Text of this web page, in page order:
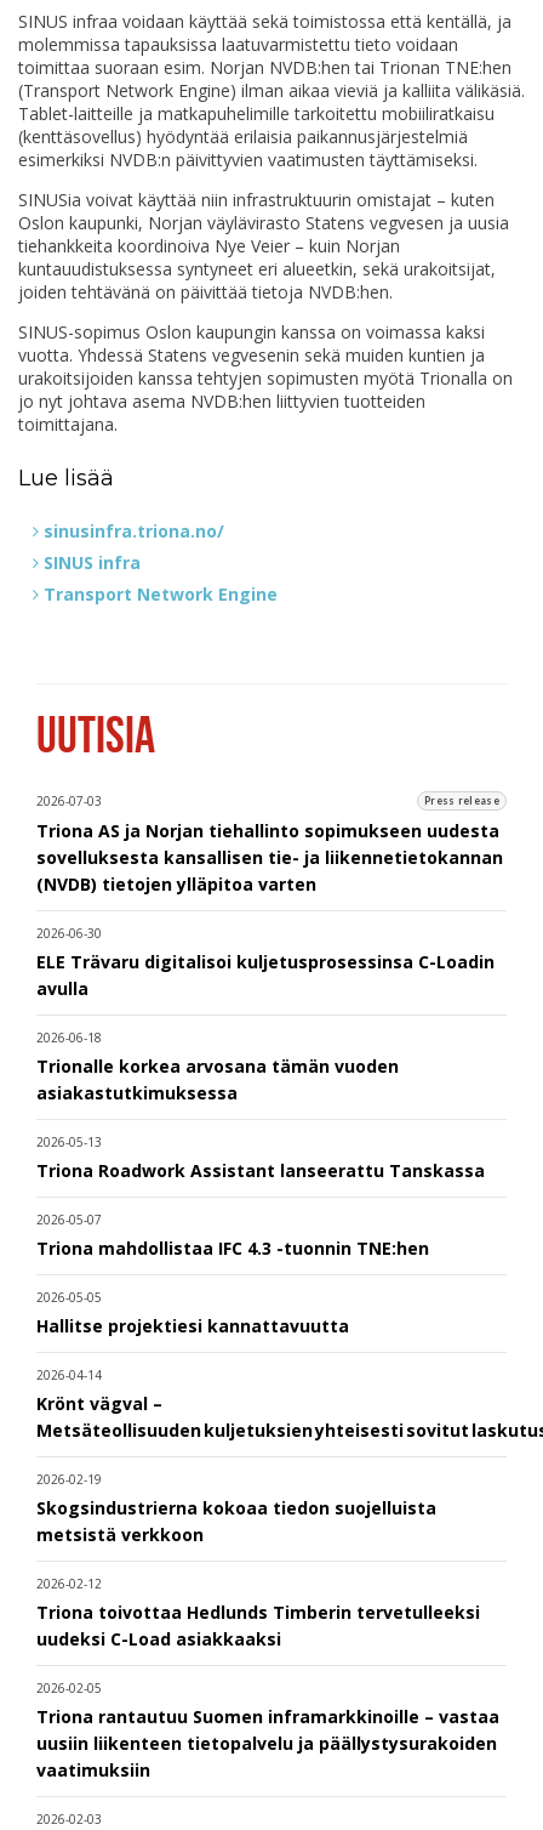
SINUS infraa voidaan käyttää sekä toimistossa että kentällä, ja
molemmissa tapauksissa laatuvarmistettu tieto voidaan
toimittaa suoraan esim. Norjan NVDB:hen tai Trionan TNE:hen
(Transport Network Engine) ilman aikaa vieviä ja kalliita välikäsiä.
Tablet-laitteille ja matkapuhelimille tarkoitettu mobiiliratkaisu
(kenttäsovellus) hyödyntää erilaisia paikannusjärjestelmiä
esimerkiksi NVDB:n päivittyvien vaatimusten täyttämiseksi.
SINUSia voivat käyttää niin infrastruktuurin omistajat – kuten
Oslon kaupunki, Norjan väylävirasto Statens vegvesen ja uusia
tiehankkeita koordinoiva Nye Veier – kuin Norjan
kuntauudistuksessa syntyneet eri alueetkin, sekä urakoitsijat,
joiden tehtävänä on päivittää tietoja NVDB:hen.
SINUS-sopimus Oslon kaupungin kanssa on voimassa kaksi
vuotta. Yhdessä Statens vegvesenin sekä muiden kuntien ja
urakoitsijoiden kanssa tehtyjen sopimusten myötä Trionalla on
jo nyt johtava asema NVDB:hen liittyvien tuotteiden
toimittajana.
Lue lisää
sinusinfra.triona.no/
SINUS infra
Transport Network Engine
UUTISIA
2026-07-03 Press release
Triona AS ja Norjan tiehallinto sopimukseen uudesta
sovelluksesta kansallisen tie- ja liikennetietokannan
(NVDB) tietojen ylläpitoa varten
2026-06-30
ELE Trävaru digitalisoi kuljetusprosessinsa C-Loadin
avulla
2026-06-18
Trionalle korkea arvosana tämän vuoden
asiakastutkimuksessa
2026-05-13
Triona Roadwork Assistant lanseerattu Tanskassa
2026-05-07
Triona mahdollistaa IFC 4.3 -tuonnin TNE:hen
2026-05-05
Hallitse projektiesi kannattavuutta
2026-04-14
Krönt vägval –
Metsäteollisuuden kuljetuksien yhteisesti sovitut
2026-02-19
Skogsindustrierna kokoaa tiedon suojelluista
metsistä verkkoon
2026-02-12
Triona toivottaa Hedlunds Timberin tervetulleeksi
uudeksi C-Load asiakkaaksi
2026-02-05
Triona rantautuu Suomen inframarkkinoille – vastaa
uusiin liikenteen tietopalvelu ja päällystysurakoiden
vaatimuksiin
2026-02-03